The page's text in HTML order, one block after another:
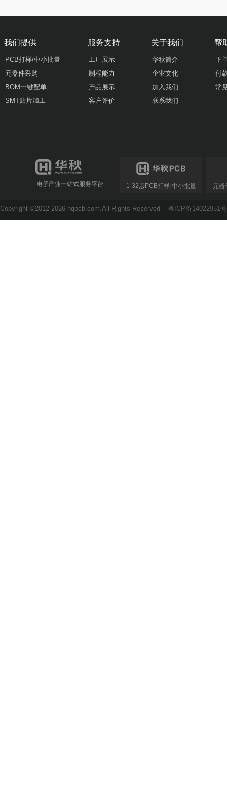
我们提供
PCB打样/中小批量
元器件采购
BOM一键配单
SMT贴片加工
服务支持
工厂展示
制程能力
产品展示
客户评价
关于我们
华秋简介
企业文化
加入我们
联系我们
帮
下
付
常
1-32层PCB打样·中小批量 元器
Copyright ©2012-2026 hqpcb.com.All Rights Reserved 粤ICP备14022951号